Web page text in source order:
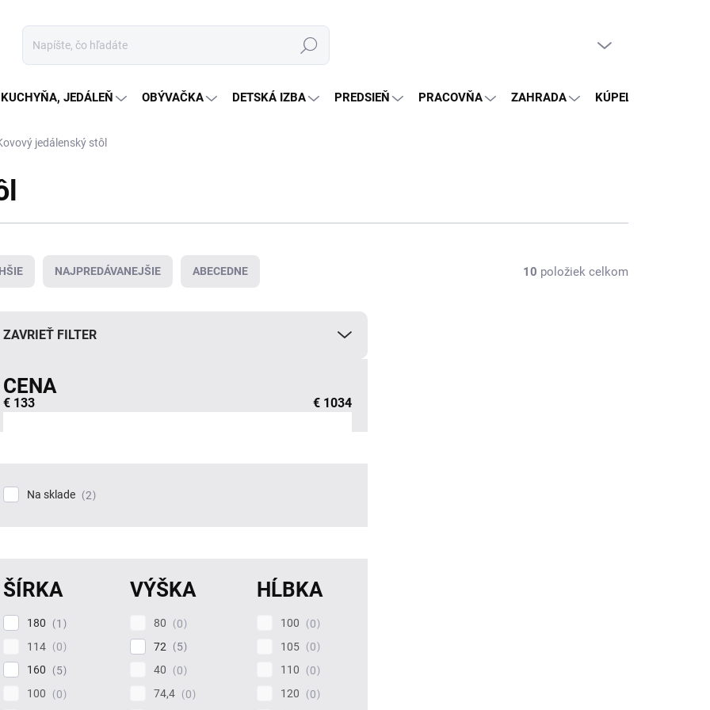
Hľadať
KUCHYŇA, JEDÁLEŇ OBÝVAČKA DETSKÁ IZBA PREDSIEŇ PRACOVŇA ZAHRADA KÚPEĽŇA
jedálenský stôl
NAJPREDÁVANEJŠIE ABECEDNE 10 položiek celkom
ZAVRIEŤ FILTER
CENA
€ 133 € 1034
Na sklade 2
ŠÍRKA
180
1
114
0
160
5
100
0
VÝŠKA
80
0
72
5
40
0
74,4
0
HĹBKA
100
0
105
0
110
0
120
0